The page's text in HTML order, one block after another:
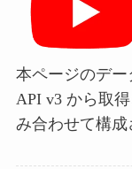
本ページのデー
API v3 から取
み合わせて構成